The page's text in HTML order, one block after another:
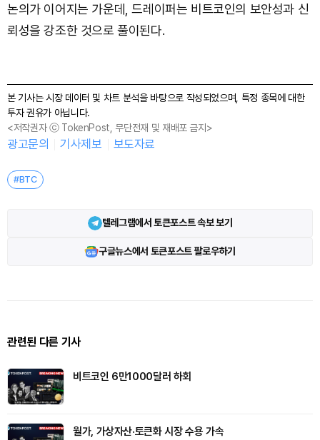
논의가 이어지는 가운데, 드레이퍼는 비트코인의 보안성과 신
뢰성을 강조한 것으로 풀이된다.
본 기사는 시장 데이터 및 차트 분석을 바탕으로 작성되었으며, 특정 종목에 대한
투자 권유가 아닙니다.
<저작권자 ⓒ TokenPost, 무단전재 및 재배포 금지>
광고문의 기사제보 보도자료
#BTC
텔레그램에서 토큰포스트 속보 보기
구글뉴스에서 토큰포스트 팔로우하기
관련된 다른 기사
비트코인 6만1000달러 하회
월가, 가상자산·토큰화 시장 수용 가속